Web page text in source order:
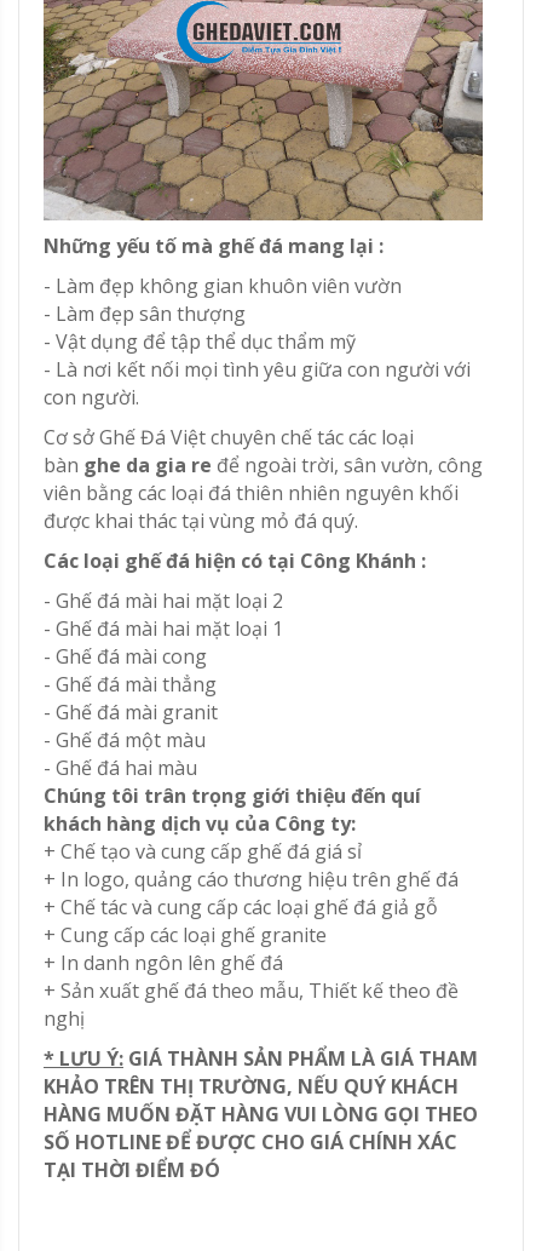
Những yếu tố mà ghế đá mang lại :
- Làm đẹp không gian khuôn viên vườn
- Làm đẹp sân thượng
- Vật dụng để tập thể dục thẩm mỹ
- Là nơi kết nối mọi tình yêu giữa con người với
con người.
Cơ sở Ghế Đá Việt chuyên chế tác các loại
bàn ghe da gia re để ngoài trời, sân vườn, công
viên bằng các loại đá thiên nhiên nguyên khối
được khai thác tại vùng mỏ đá quý.
Các loại ghế đá hiện có tại Công Khánh :
- Ghế đá mài hai mặt loại 2
- Ghế đá mài hai mặt loại 1
- Ghế đá mài cong
- Ghế đá mài thẳng
- Ghế đá mài granit
- Ghế đá một màu
- Ghế đá hai màu
Chúng tôi trân trọng giới thiệu đến quí
khách hàng dịch vụ của Công ty:
+ Chế tạo và cung cấp ghế đá giá sỉ
+ In logo, quảng cáo thương hiệu trên ghế đá
+ Chế tác và cung cấp các loại ghế đá giả gỗ
+ Cung cấp các loại ghế granite
+ In danh ngôn lên ghế đá
+ Sản xuất ghế đá theo mẫu, Thiết kế theo đề
nghị
* LƯU Ý: GIÁ THÀNH SẢN PHẨM LÀ GIÁ THAM
KHẢO TRÊN THỊ TRƯỜNG, NẾU QUÝ KHÁCH
HÀNG MUỐN ĐẶT HÀNG VUI LÒNG GỌI THEO
SỐ HOTLINE ĐỂ ĐƯỢC CHO GIÁ CHÍNH XÁC
TẠI THỜI ĐIỂM ĐÓ